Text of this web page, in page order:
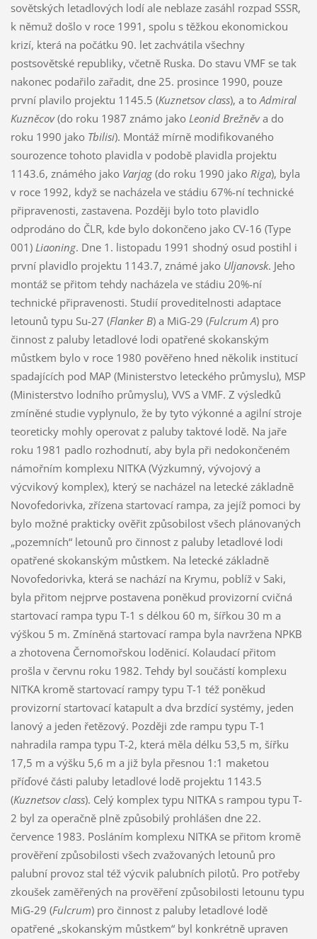
sovětských letadlových lodí ale neblaze zasáhl rozpad SSSR,
k němuž došlo v roce 1991, spolu s těžkou ekonomickou
krizí, která na počátku 90. let zachvátila všechny
postsovětské republiky, včetně Ruska. Do stavu VMF se tak
nakonec podařilo zařadit, dne 25. prosince 1990, pouze
první plavilo projektu 1145.5 (Kuznetsov class), a toAdmiral
Kuzněcov(do roku 1987 známo jako Leonid Brežněva do
roku 1990 jako Tbilisi). Montáž mírně modifikovaného
sourozence tohoto plavidla v podobě plavidla projektu
1143.6, známého jako Varjag(do roku 1990 jako Riga), byla
v roce 1992, když se nacházela ve stádiu 67%-ní technické
připravenosti, zastavena. Později bylo toto plavidlo
odprodáno do ČLR, kde bylo dokončeno jako CV-16 (Type
001) Liaoning. Dne 1. listopadu 1991 shodný osud postihl i
první plavidlo projektu 1143.7, známé jako Uljanovsk. Jeho
montáž se přitom tehdy nacházela ve stádiu 20%-ní
technické připravenosti. Studií proveditelnosti adaptace
letounů typu Su-27 (Flanker B) a MiG-29 (Fulcrum A) pro
činnost z paluby letadlové lodi opatřené skokanským
můstkem bylo v roce 1980 pověřeno hned několik institucí
spadajících pod MAP (Ministerstvo leteckého průmyslu), MSP
(Ministerstvo lodního průmyslu), VVS a VMF. Z výsledků
zmíněné studie vyplynulo, že by tyto výkonné a agilní stroje
teoreticky mohly operovat z paluby taktové lodě. Na jaře
roku 1981 padlo rozhodnutí, aby byla při nedokončeném
námořním komplexu NITKA (Výzkumný, vývojový a
výcvikový komplex), který se nacházel na letecké základně
Novofedorivka, zřízena startovací rampa, za jejíž pomoci by
bylo možné prakticky ověřit způsobilost všech plánovaných
„pozemních“ letounů pro činnost z paluby letadlové lodi
opatřené skokanským můstkem. Na letecké základně
Novofedorivka, která se nachází na Krymu, poblíž v Saki,
byla přitom nejprve postavena poněkud provizorní cvičná
startovací rampa typu T-1 s délkou 60 m, šířkou 30 m a
výškou 5 m. Zmíněná startovací rampa byla navržena NPKB
a zhotovena Černomořskou loděnicí. Kolaudací přitom
prošla v červnu roku 1982. Tehdy byl součástí komplexu
NITKA kromě startovací rampy typu T-1 též poněkud
provizorní startovací katapult a dva brzdící systémy, jeden
lanový a jeden řetězový. Později zde rampu typu T-1
nahradila rampa typu T-2, která měla délku 53,5 m, šířku
17,5 m a výšku 5,6 m a již byla přesnou 1:1 maketou
příďové části paluby letadlové lodě projektu 1143.5
(Kuznetsov class). Celý komplex typu NITKA s rampou typu T-
2 byl za operačně plně způsobilý prohlášen dne 22.
července 1983. Posláním komplexu NITKA se přitom kromě
prověření způsobilosti všech zvažovaných letounů pro
palubní provoz stal též výcvik palubních pilotů. Pro potřeby
zkoušek zaměřených na prověření způsobilosti letounu typu
MiG-29 (Fulcrum) pro činnost z paluby letadlové lodě
opatřené „skokanským můstkem“ byl konkrétně upraven